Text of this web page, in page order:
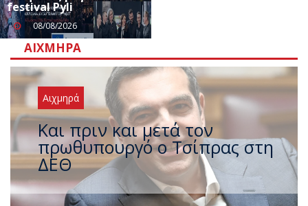
festival Pyli
08/08/2026
ΑΙΧΜΗΡΆ
Αιχμηρά
Έρχεται νέο ισχυρό κύμα
ζέστης με 40 βαθμούς Κελσίου
– Ο καιρός έως τον
Δεκαπενταύγουστο